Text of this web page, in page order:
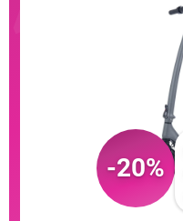
-20%